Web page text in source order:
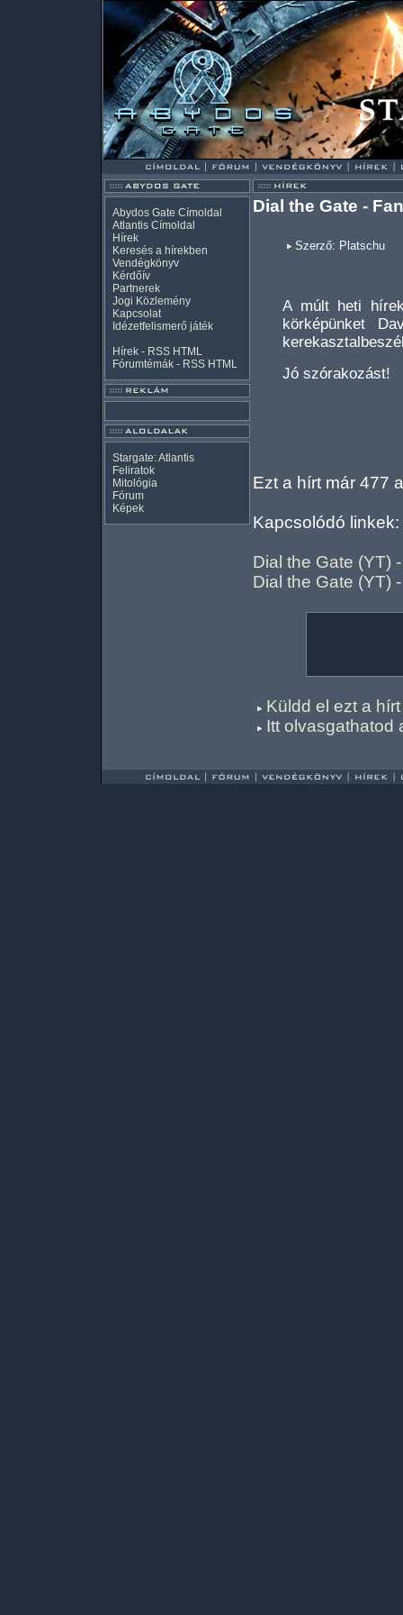
Abydos Gate Címoldal
Atlantis Címoldal
Hírek
Keresés a hírekben
Vendégkönyv
Kérdőív
Partnerek
Jogi Közlemény
Kapcsolat
Idézetfelismerő játék
Hírek - RSS HTML
Fórumtémák - RSS HTML
Stargate: Atlantis
Feliratok
Mitológia
Fórum
Képek
Dial the Gate -
Szerző: Platschu
A múlt heti
körképünket
Jó szórakozást!
Ezt a hírt már 477
Kapcsolódó linkek:
Dial the Gate (YT)
Dial the Gate (YT)
Küldd el ezt a
Itt olvasgathatod